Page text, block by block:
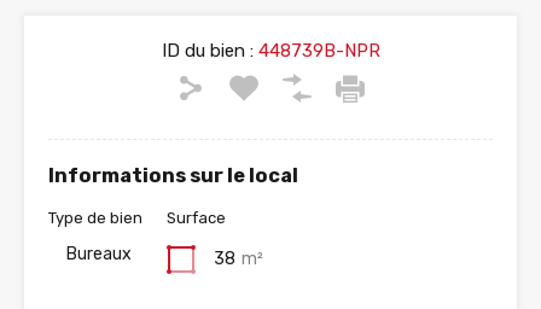
ID du bien :448739B-NPR
Informations sur le local
Type de bien
Bureaux
Surface
38 m²